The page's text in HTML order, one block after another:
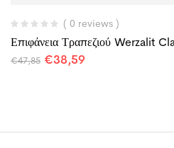
( 0 reviews )
Επιφάνεια Τραπεζιού Werzalit
€47,85 €38,59